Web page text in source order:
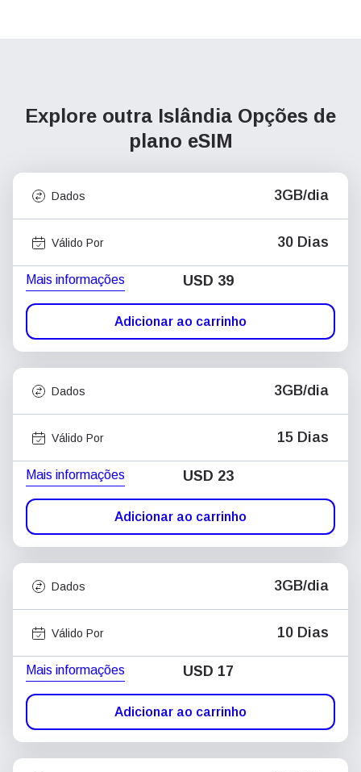
Explore outra Islândia Opções de
plano eSIM
Dados 3GB/dia
Válido Por 30 Dias
Mais informações USD 39
Adicionar ao carrinho
Dados 3GB/dia
Válido Por 15 Dias
Mais informações USD 23
Adicionar ao carrinho
Dados 3GB/dia
Válido Por 10 Dias
Mais informações USD 17
Adicionar ao carrinho